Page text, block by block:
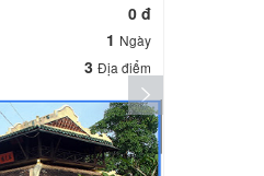
0 đ
1 Ngày
3 Địa điểm